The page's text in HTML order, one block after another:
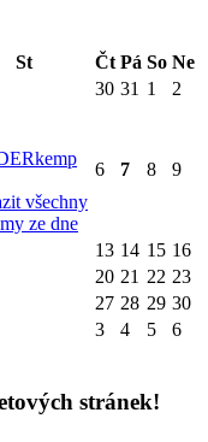
St Čt Pá So Ne
30 31 1
2
všechny
ze dne
6 7 8 9
13 14 15 16
20 21 22 23
27 28 29 30
3 4 5 6
stránek!